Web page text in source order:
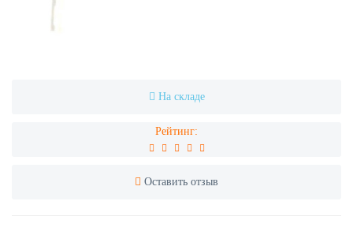
На складе
Рейтинг:
Оставить отзыв